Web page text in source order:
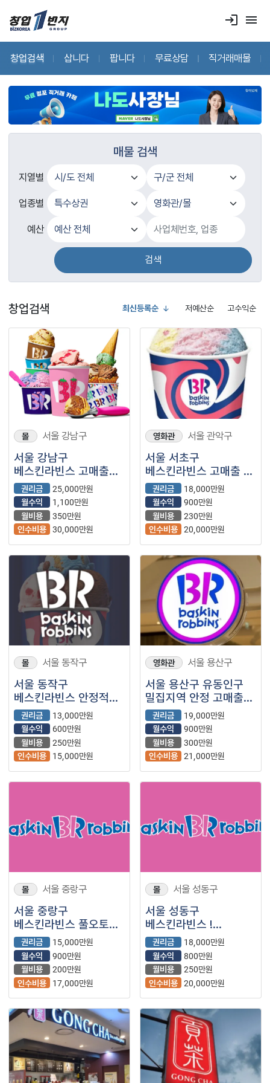
login menu
창업검색 삽니다 팝니다 무료상담 직거래매물
매물 검색
지열별
업종별
예산
검색
창업검색 최신등록순 저예산순 고수익순
몰 서울 강남구
서울 강남구
베스킨라빈스 고매출
특수상권 ! 양도양수
합니다.
권리금
25,000만원
월수익
1,100만원
월비용
350만원
인수비용 30,000만원
영화관 서울 관악구
서울 서초구
베스킨라빈스 고매출 월
2100만 양도양수
가능합니다.
권리금
18,000만원
월수익
900만원
월비용
230만원
인수비용 20,000만원
몰 서울 동작구
서울 동작구
베스킨라빈스 안정적
수익 보장 !!
권리금
13,000만원
월수익
600만원
월비용
250만원
인수비용
15,000만원
영화관 서울 용산구
서울 용산구 유동인구
밀집지역 안정 고매출
양도 양수 가능 합니다.
권리금
19,000만원
월수익
900만원
월비용
300만원
인수비용 21,000만원
몰 서울 중랑구
서울 중랑구
베스킨라빈스 풀오토
안정수익 !
권리금
15,000만원
월수익
900만원
월비용
200만원
인수비용
17,000만원
몰 서울 성동구
서울 성동구
베스킨라빈스 !
유동인구 많고 30대
40대 50대 60대
신규창업 ! 풀오토 가능
권리금
18,000만원
월수익
800만원
월비용
250만원
인수비용 20,000만원